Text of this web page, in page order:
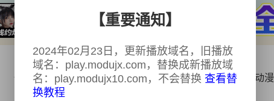
体育 AI漫剧 国产动漫 日韩动漫 欧美动漫
【重要通知】
2024年02月23日，更新播放域名，旧播放
域名：play.modujx.com，替换成新播放域
名：play.modujx10.com，不会替换 查看替
换教程